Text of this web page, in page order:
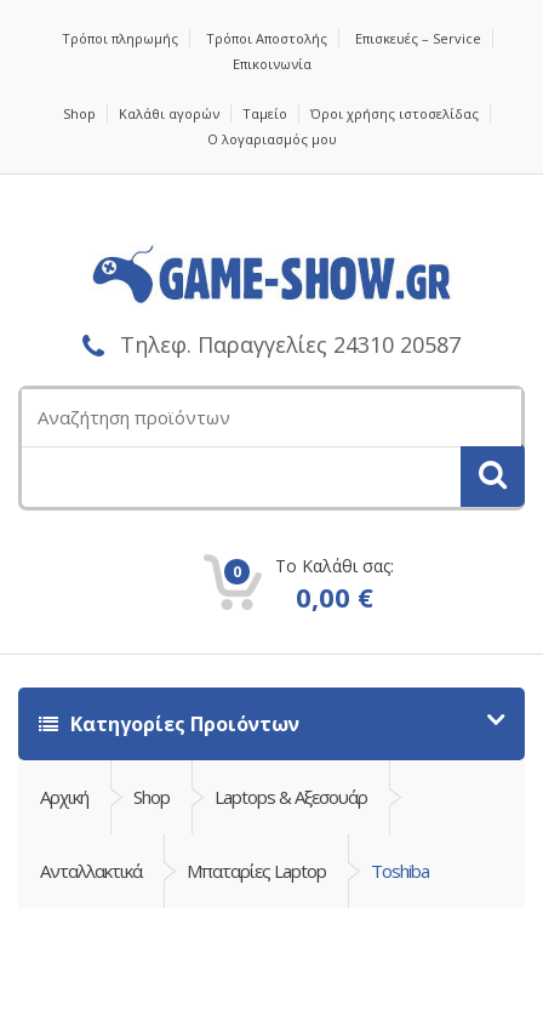
Τρόποι πληρωμής Τρόποι Αποστολής
Επισκευές – Service
Επικοινωνία
Shop Καλάθι αγορών Ταμείο
Όροι χρήσης ιστοσελίδας
Ο λογαριασμός μου
Τηλεφ. Παραγγελίες 24310 20587
για:
0 Το Καλάθι σας:
0,00 €
Κατηγορίες Προιόντων
Αρχική Shop Laptops & Αξεσουάρ
Ανταλλακτικά Μπαταρίες Laptop Toshiba